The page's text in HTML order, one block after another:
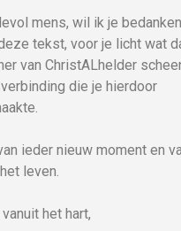
mens, wil ik je
tekst, voor je licht wat
van ChristALhelder
die je hierdoor
ieder nieuw moment en
leven.
het hart,